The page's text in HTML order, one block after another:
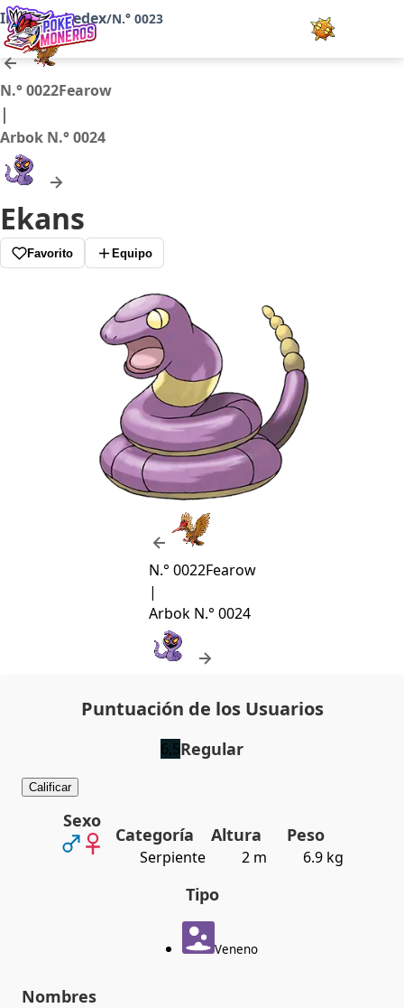
Juegos
Pokédex
Team Builder
Tabla de Tipos
Inicio/Pokedex/N.° 0023
N.° 0022Fearow
|
Arbok N.° 0024
Ekans
Favorito Equipo
N.° 0022Fearow
|
Arbok N.° 0024
Sexo
Categoría
Serpiente
Altura
2 m
Peso
6.9 kg
Tipo
Veneno
Nombres
Puntuación de los Usuarios
6,5Regular
Calificar